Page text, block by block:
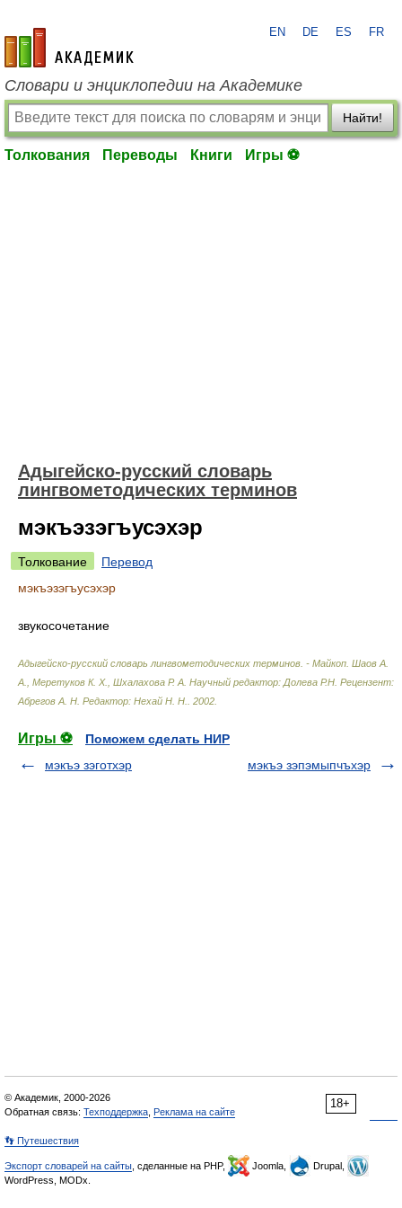
academic.ru
EN DE ES FR
Словари и энциклопедии на Академике
Найти!
Толкования Переводы Книги Игры ⚽
Адыгейско-русский словарь
лингвометодических терминов
мэкъэзэгъусэхэр
Толкование
Перевод
мэкъэзэгъусэхэр
звукосочетание
Адыгейско-русский словарь лингвометодических терминов. - Майкоп Шаов А.
А., Меретуков К. Х., Шхалахова Р. А. Научный редактор: Долева Р.Н. Рецензент:
Абрегов А. Н. Редактор: Нехай Н. Н.
2002
Игры ⚽
Поможем сделать НИР
мэкъэ зэготхэр
мэкъэ зэпэмыпчъхэр
18+
© Академик, 2000-2026
Обратная связь: Техподдержка Реклама на сайте
👣 Путешествия
Экспорт словарей на сайты , сделанные на PHP, Joomla,
Drupal,
WordPress, MODx.